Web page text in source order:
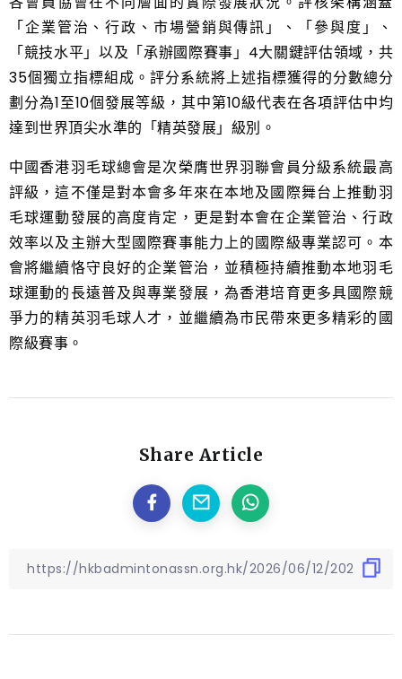
「企業管治、行政、市場營銷與傳訊」、「參與度」、
「競技水平」以及「承辦國際賽事」4大關鍵評估領域，共
35個獨立指標組成。評分系統將上述指標獲得的分數總分
劃分為1至10個發展等級，其中第10級代表在各項評估中均
達到世界頂尖水準的「精英發展」級別。
中國香港羽毛球總會是次榮膺世界羽聯會員分級系統最高
評級，這不僅是對本會多年來在本地及國際舞台上推動羽
毛球運動發展的高度肯定，更是對本會在企業管治、行政
效率以及主辦大型國際賽事能力上的國際級專業認可。本
會將繼續恪守良好的企業管治，並積極持續推動本地羽毛
球運動的長遠普及與專業發展，為香港培育更多具國際競
爭力的精英羽毛球人才，並繼續為市民帶來更多精彩的國
際級賽事。
Share Article